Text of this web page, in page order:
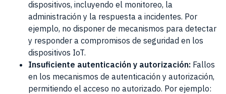
dispositivos, incluyendo el monitoreo, la
administración y la respuesta a incidentes. Por
ejemplo, no disponer de mecanismos para detectar
y responder a compromisos de seguridad en los
dispositivos IoT.
Insuficiente autenticación y autorización: Fallos
en los mecanismos de autenticación y autorización,
permitiendo el acceso no autorizado. Por ejemplo: